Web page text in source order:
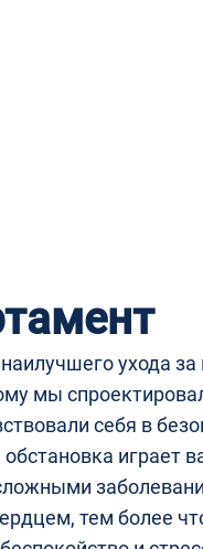
ухода
мы
себя в
играет
тем более